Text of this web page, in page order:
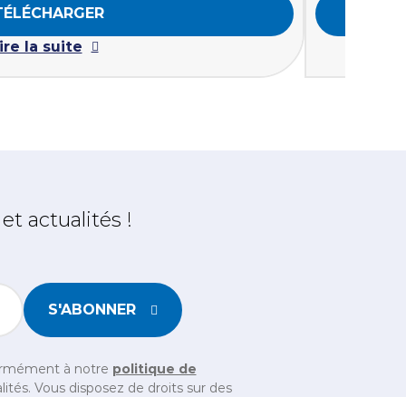
la suite
actualités !
S'ABONNER
à notre politique de
Vous disposez de droits sur des